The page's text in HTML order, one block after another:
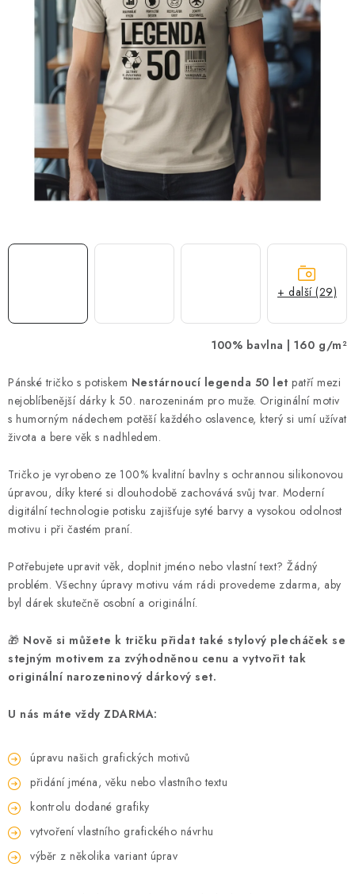
MÁM SRDCE POMÁHÁM
VÁNOCE
PROVIZNÍ SYSTÉM
O nás Časté otázky
Doprava a platba
Obchodní podmínky
Zásady zpracování ochrany osobních údajů
Napište nám
100% bavlna | 160 g/m²
Pánské tričko s potiskem Nestárnoucí legenda 50 let patří mezi
nejoblíbenější dárky k 50. narozeninám pro muže. Originální motiv
s humorným nádechem potěší každého oslavence, který si umí užívat
života a bere věk s nadhledem.
Tričko je vyrobeno ze 100% kvalitní bavlny s ochrannou silikonovou
úpravou, díky které si dlouhodobě zachovává svůj tvar. Moderní
digitální technologie potisku zajišťuje syté barvy a vysokou odolnost
motivu i při častém praní.
Potřebujete upravit věk, doplnit jméno nebo vlastní text? Žádný
problém. Všechny úpravy motivu vám rádi provedeme zdarma, aby
byl dárek skutečně osobní a originální.
🎁 Nově si můžete k tričku přidat také stylový plecháček se
stejným motivem za zvýhodněnou cenu a vytvořit tak
originální narozeninový dárkový set.
U nás máte vždy ZDARMA:
úpravu našich grafických motivů
přidání jména, věku nebo vlastního textu
kontrolu dodané grafiky
vytvoření vlastního grafického návrhu
výběr z několika variant úprav
+ další (29)